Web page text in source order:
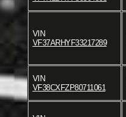
VIN
VF37ARHYF33217289
VIN
VF38CXFZP80711061